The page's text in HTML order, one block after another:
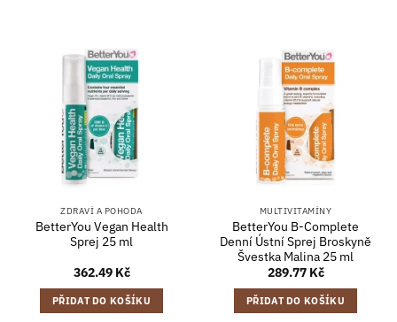
ZDRAVÍ A POHODA
BetterYou Vegan Health
Sprej 25 ml
362.49 Kč
PŘIDAT DO KOŠÍKU
MULTIVITAMÍNY
BetterYou B-Complete
Denní Ústní Sprej Broskyně
Švestka Malina 25 ml
289.77 Kč
PŘIDAT DO KOŠÍKU